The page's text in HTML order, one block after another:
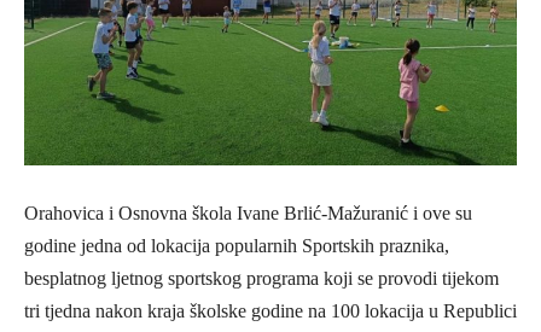
Orahovica i Osnovna škola Ivane Brlić-Mažuranić i ove su
godine jedna od lokacija popularnih Sportskih praznika,
besplatnog ljetnog sportskog programa koji se provodi tijekom
tri tjedna nakon kraja školske godine na 100 lokacija u Republici